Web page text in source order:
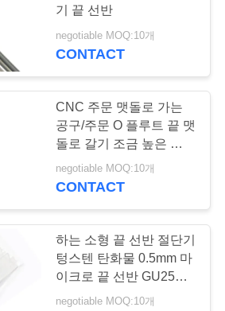
기 끝 선반
negotiable MOQ:10개
CONTACT
CNC 주문 맷돌로 가는
공구/주문 O 플루트 끝 맷
돌로 갈기 조금 높은 정밀
negotiable MOQ:10개
CONTACT
하는 소형 끝 선반 절단기
텅스텐 탄화물 0.5mm 마
이크로 끝 선반 GU25UF
원료
negotiable MOQ:10개